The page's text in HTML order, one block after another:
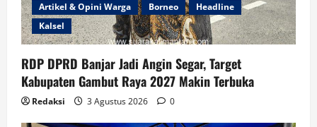
Artikel & Opini Warga Borneo
Headline
Kalsel
RDP DPRD Banjar Jadi Angin Segar, Target
Kabupaten Gambut Raya 2027 Makin Terbuka
Redaksi 3 Agustus 2026 0